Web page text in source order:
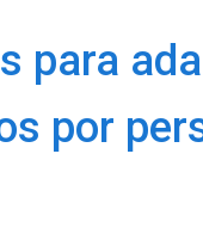
para
por